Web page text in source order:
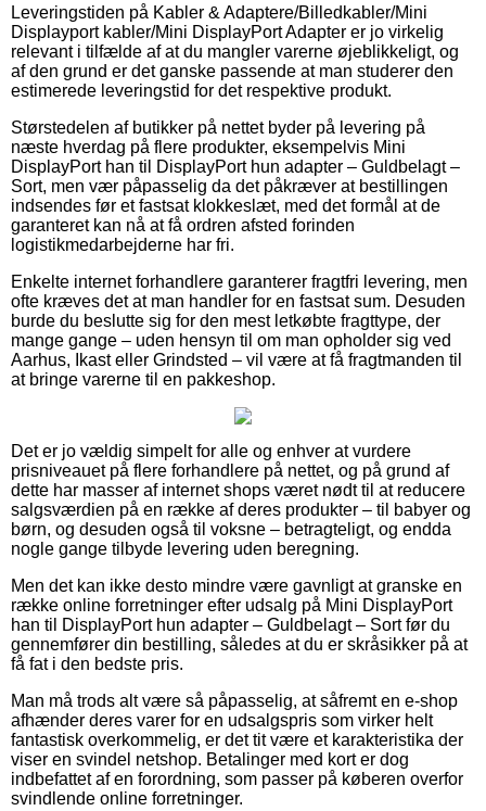
Leveringstiden på Kabler & Adaptere/Billedkabler/Mini
Displayport kabler/Mini DisplayPort Adapter er jo virkelig
relevant i tilfælde af at du mangler varerne øjeblikkeligt, og
af den grund er det ganske passende at man studerer den
estimerede leveringstid for det respektive produkt.
Størstedelen af butikker på nettet byder på levering på
næste hverdag på flere produkter, eksempelvis Mini
DisplayPort han til DisplayPort hun adapter – Guldbelagt –
Sort, men vær påpasselig da det påkræver at bestillingen
indsendes før et fastsat klokkeslæt, med det formål at de
garanteret kan nå at få ordren afsted forinden
logistikmedarbejderne har fri.
Enkelte internet forhandlere garanterer fragtfri levering, men
ofte kræves det at man handler for en fastsat sum. Desuden
burde du beslutte sig for den mest letkøbte fragttype, der
mange gange – uden hensyn til om man opholder sig ved
Aarhus, Ikast eller Grindsted – vil være at få fragtmanden til
at bringe varerne til en pakkeshop.
Det er jo vældig simpelt for alle og enhver at vurdere
prisniveauet på flere forhandlere på nettet, og på grund af
dette har masser af internet shops været nødt til at reducere
salgsværdien på en række af deres produkter – til babyer og
børn, og desuden også til voksne – betragteligt, og endda
nogle gange tilbyde levering uden beregning.
Men det kan ikke desto mindre være gavnligt at granske en
række online forretninger efter udsalg på Mini DisplayPort
han til DisplayPort hun adapter – Guldbelagt – Sort før du
gennemfører din bestilling, således at du er skråsikker på at
få fat i den bedste pris.
Man må trods alt være så påpasselig, at såfremt en e-shop
afhænder deres varer for en udsalgspris som virker helt
fantastisk overkommelig, er det tit være et karakteristika der
viser en svindel netshop. Betalinger med kort er dog
indbefattet af en forordning, som passer på køberen overfor
svindlende online forretninger.